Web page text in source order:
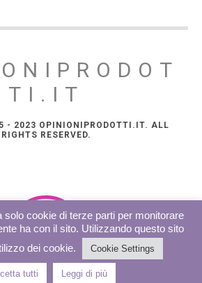
TI.IT
- 2023 OPINIONIPRODOTTI.IT. ALL
RIGHTS RESERVED.
solo cookie di terze parti per monitorare
ha con il sito. Utilizzando questo sito
dei cookie.
Cookie Settings
tutti Leggi di più